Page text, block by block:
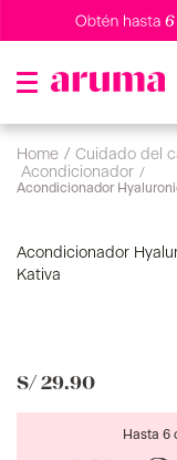
cuidado del
acondicionador
Acondicionador
Acondicionador
Kativa
S/ 29.90
Hasta 6